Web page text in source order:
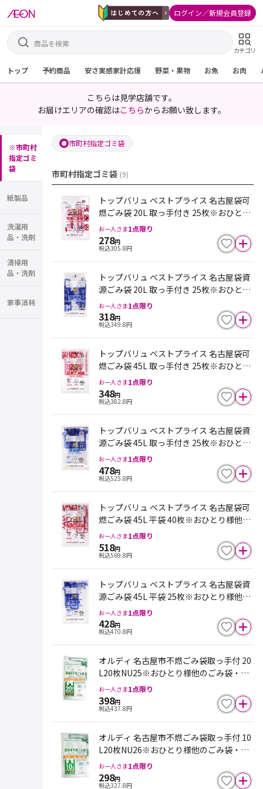
ログイン／新規会員登録
カテゴリ
トップ 予約商品 安さ実感家計応援 野菜・果物 お魚 お肉
こちらは見学店舗です。
お届けエリアの確認はこちらからお願い致します。
※市町村
指定ゴミ
袋
紙製品
洗濯用
品・洗剤
清掃用
品・洗剤
家事消耗
市町村指定ゴミ袋
市町村指定ゴミ袋 (9)
トップバリュ ベストプライス 名古屋袋可
燃ごみ袋 20L 取っ手付き 25枚※おひとり
様他のごみ袋・ポリ袋と合わせて１点限
り。入荷不安定の為、欠品になる場合が
ございます
お一人さま1点限り
278円
税込305.8円
トップバリュ ベストプライス 名古屋袋資
源ごみ袋 20L 取っ手付き 25枚※おひとり
様他のごみ袋・ポリ袋と合わせて１点限
り。入荷不安定の為、欠品になる場合が
ございます
お一人さま1点限り
318円
税込349.8円
トップバリュ ベストプライス 名古屋袋可
燃ごみ袋 45L 取っ手付き 25枚※おひとり
様他のごみ袋・ポリ袋と合わせて１点限
り。入荷不安定の為、欠品になる場合が
ございます
お一人さま1点限り
348円
税込382.8円
トップバリュ ベストプライス 名古屋袋資
源ごみ袋 45L 取っ手付き 25枚※おひとり
様他のごみ袋・ポリ袋と合わせて１点限
り。入荷不安定の為、欠品になる場合が
ございます
お一人さま1点限り
478円
税込525.8円
トップバリュ ベストプライス 名古屋袋可
燃ごみ袋 45L 平袋 40枚※おひとり様他の
ごみ袋・ポリ袋と合わせて１点限り。入
荷不安定の為、欠品になる場合がござい
ます
お一人さま1点限り
518円
税込569.8円
トップバリュ ベストプライス 名古屋袋資
源ごみ袋 45L 平袋 25枚※おひとり様他の
ごみ袋・ポリ袋と合わせて１点限り。入
荷不安定の為、欠品になる場合がござい
ます
お一人さま1点限り
428円
税込470.8円
オルディ 名古屋市不燃ごみ袋取っ手付 20
L20枚NU25※おひとり様他のごみ袋・ポ
リ袋と合わせて１点限り。入荷不安定の
為、欠品になる場合がございます
お一人さま1点限り
398円
税込437.8円
オルディ 名古屋市不燃ごみ袋取っ手付 10
L20枚NU26※おひとり様他のごみ袋・ポ
リ袋と合わせて１点限り。入荷不安定の
為、欠品になる場合がございます
お一人さま1点限り
298円
税込327.8円